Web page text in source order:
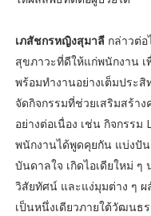
เภสัชกรหญิงสุมาลีกล่าวต่อ
สุขภาวะที่ดีให้แก่พนักงาน
พร้อมทำงานอย่างเต็มประ
จัดกิจกรรมที่ช่วยเสริมสร้า
อย่างต่อเนื่อง เช่น กิจกรรม
พนักงานได้พูดคุยกัน แบ่งปัน
บันดาลใจ เกิดไอเดียใหม่ ๆ
วิสัยทัศน์ และแง่มุมต่าง ๆ
เป็นหนึ่งเดียวภายใต้วัฒนธ